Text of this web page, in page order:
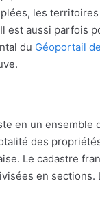
les
est aussi parfois
du Géoportail
en un ensemble
des
Le cadastre
en sections.